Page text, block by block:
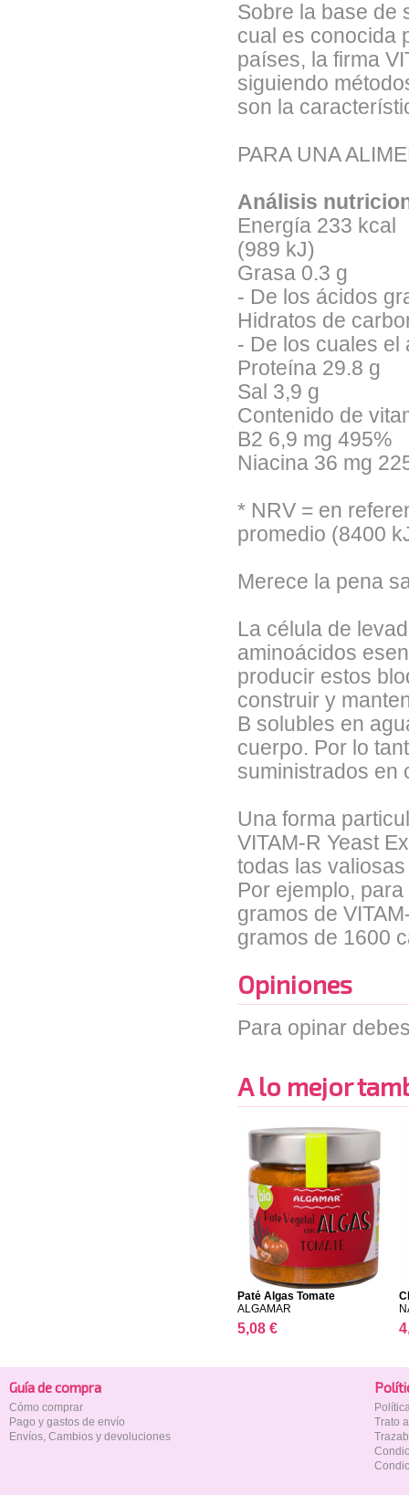
Sobre la base de
cual es conocida
países, la firma
siguiendo
son la
PARA UNA
Análisis
Energía 233 kcal
(989 kJ)
Grasa 0.3 g
- De los ácidos
Hidratos de
- De los cuales el
Proteína 29.8 g
Sal 3,9 g
Contenido de
B2 6,9 mg 495%
Niacina 36 mg
* NRV = en
promedio (8400
Merece la pena
La célula de
aminoácidos
producir estos
construir y
B solubles en
cuerpo. Por lo
suministrados en
Una forma
VITAM-R Yeast
todas las
Por ejemplo,
gramos de
gramos de 1600
Opiniones
Para opinar
A lo mejor
Paté Algas Tomate
ALGAMAR
5,08 €
Guía de compra
Cómo comprar
Pago y gastos de envío
Envíos, Cambios y devoluciones
Trato